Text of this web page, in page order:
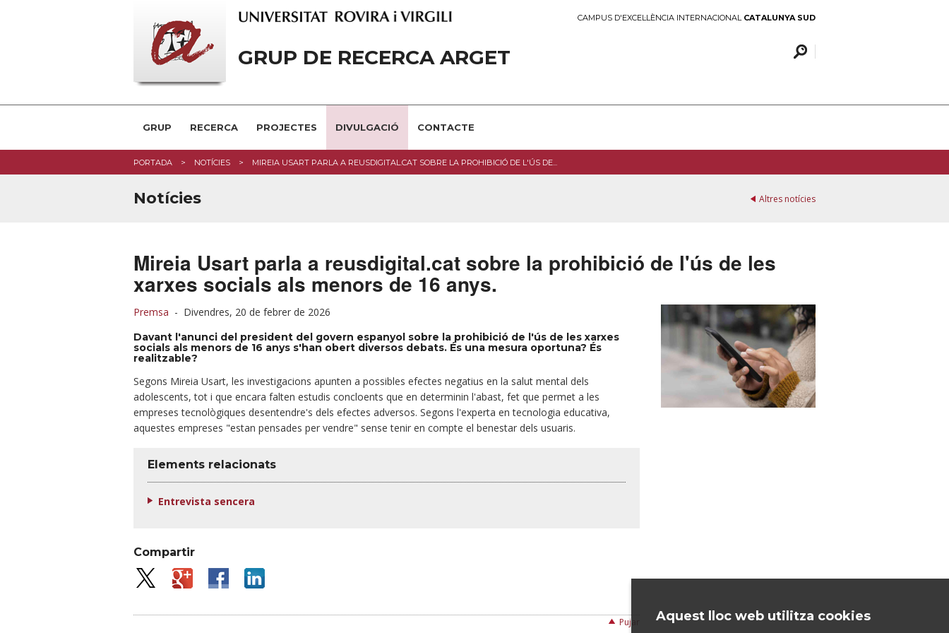
CAMPUS D'EXCEL·LÈNCIA INTERNACIONAL CATALUNYA SUD
GRUP DE RECERCA ARGET
GRUP RECERCA PROJECTES DIVULGACIÓ CONTACTE
PORTADA NOTÍCIES MIREIA USART PARLA A REUSDIGITAL.CAT SOBRE LA PROHIBICIÓ DE L'ÚS DE...
Altres notícies
Notícies
Mireia Usart parla a reusdigital.cat sobre la prohibició de l'ús de les
xarxes socials als menors de 16 anys.
Premsa - Divendres, 20 de febrer de 2026
Davant l'anunci del president del govern espanyol sobre la prohibició de l'ús de les xarxes
socials als menors de 16 anys s'han obert diversos debats. És una mesura oportuna? És
realitzable?
Segons Mireia Usart, les investigacions apunten a possibles efectes negatius en la salut mental dels
adolescents, tot i que encara falten estudis concloents que en determinin l'abast, fet que permet a les
empreses tecnològiques desentendre's dels efectes adversos. Segons l'experta en tecnologia educativa,
aquestes empreses "estan pensades per vendre" sense tenir en compte el benestar dels usuaris.
Elements relacionats
Entrevista sencera
Compartir
Pujar Aquest lloc web utilitza cookies